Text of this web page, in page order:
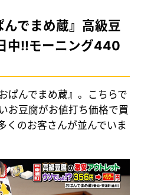
でまめ蔵』高級豆
中‼モーニング440
ぱんでまめ蔵』。こちらで
お豆腐がお値打ち価格で買
くのお客さんが並んでいま